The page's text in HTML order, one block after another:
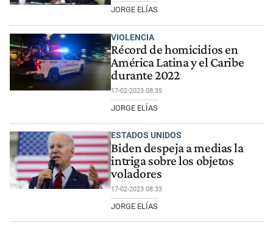
JORGE ELÍAS
VIOLENCIA
Récord de homicidios en
América Latina y el Caribe
durante 2022
17-02-2023 08:35
JORGE ELÍAS
ESTADOS UNIDOS
Biden despeja a medias la
intriga sobre los objetos
voladores
17-02-2023 08:33
JORGE ELÍAS